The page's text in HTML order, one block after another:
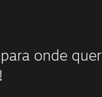
onde quer